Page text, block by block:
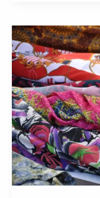
wiata
rowerowa
z
łopaty
turbiny
wiatrowej